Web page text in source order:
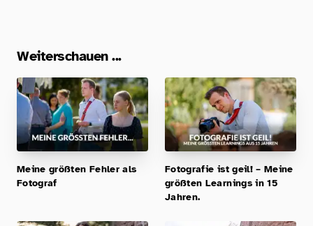
Weiterschauen ...
Meine größten Fehler als
Fotograf
Fotografie ist geil! – Meine
größten Learnings in 15
Jahren.